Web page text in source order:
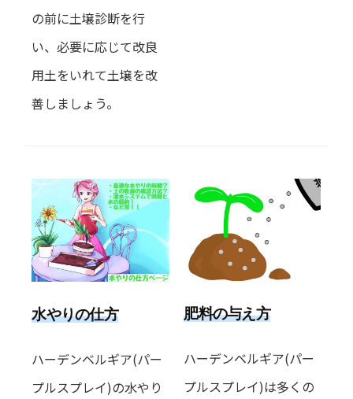
の前に土壌診断を行
い、必要に応じて改良
用土をいれて土壌を改
善しましょう。
水やりの仕方
ハーデンベルギア(パー
プルスプレイ)の水やり
肥料の与え方
ハーデンベルギア(パー
プルスプレイ)は多くの